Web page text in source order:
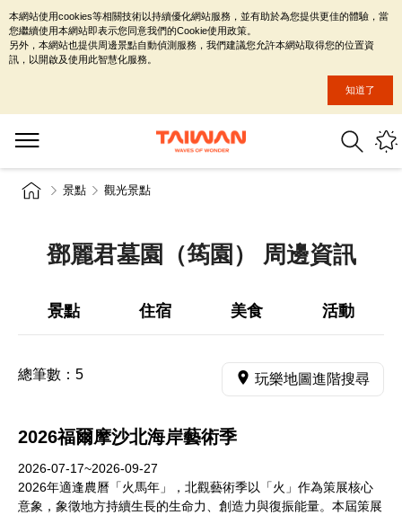
景點 觀光景點
鄧麗君墓園（筠園） 周邊資訊
景點 住宿 美食 活動
總筆數： 5 玩樂地圖進階搜尋
2026福爾摩沙北海岸藝術季
2026-07-17~2026-09-27
2026年適逢農曆「火馬年」，北觀藝術季以「火」作為策展核心
意象，象徵地方持續生長的生命力、創造力與復振能量。本屆策展
本網站使用cookies等相關技術以持續優化網站服務，並有助於為您提供更佳的體驗，當
您繼續使用本網站即表示您同意我們的Cookie使用政策。
另外，本網站也提供周邊景點自動偵測服務，我們建議您允許本網站取得您的位置資
訊，以開啟及使用此智慧化服務。
知道了